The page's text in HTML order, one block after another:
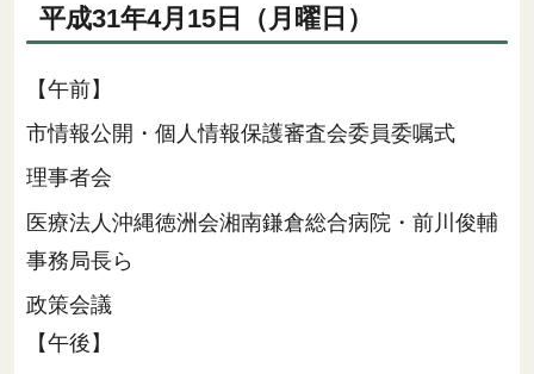
平成31年4月15日（月曜日）
【午前】
市情報公開・個人情報保護審査会委員委嘱式
理事者会
医療法人沖縄徳洲会湘南鎌倉総合病院・前川俊輔
事務局長ら
政策会議
【午後】